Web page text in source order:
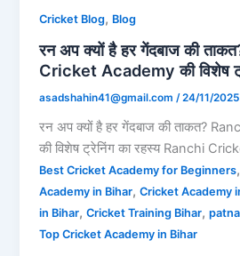
Cricket Blog, Blog
रन अप क्यों है हर गेंदबाज की
Cricket Academy की विशेष
asadshahin41@gmail.com /24/11/2025
रन अप क्यों है हर गेंदबाज की ताकत?
की विशेष ट्रेनिंग का रहस्य Ranchi
Best Cricket Academy for Beginners,
Academy in Bihar,Cricket Academy
in Bihar,Cricket Training Bihar,
Top Cricket Academy in Bihar